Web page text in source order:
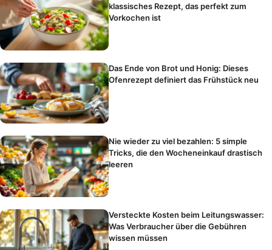
klassisches Rezept, das perfekt zum
Vorkochen ist
Das Ende von Brot und Honig: Dieses
Ofenrezept definiert das Frühstück neu
Nie wieder zu viel bezahlen: 5 simple
Tricks, die den Wocheneinkauf drastisch
leeren
Versteckte Kosten beim Leitungswasser:
Was Verbraucher über die Gebühren
wissen müssen